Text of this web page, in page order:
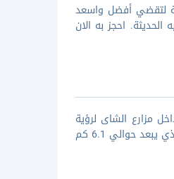
كل الوسائل المختلفة لتقضي أفضل واسعد
احجز به الان
مسافة 2.2 كم ، كما يمكنك التجول داخل مزارع الشاى لرؤية
المزرعه عن قرب وللتصوير حيث تبعد عن الفندق حوالي 2.2 كم ويمكنك التسوق وشراء ما تريد من السوق الليلى الذي يبعد حوالي 6.1 كم